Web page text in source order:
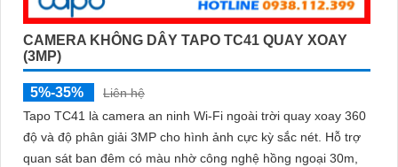
CAMERA KHÔNG DÂY TAPO TC41 QUAY XOAY
(3MP)
5%-35%
Liên hệ
Tapo TC41 là camera an ninh Wi-Fi ngoài trời quay xoay 360
độ và độ phân giải 3MP cho hình ảnh cực kỳ sắc nét. Hỗ trợ
quan sát ban đêm có màu nhờ công nghệ hồng ngoại 30m,